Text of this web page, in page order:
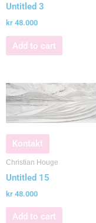
Untitled 3
kr 48.000
Add to cart
Kontakt
Christian Houge
Untitled 15
kr 48.000
Add to cart